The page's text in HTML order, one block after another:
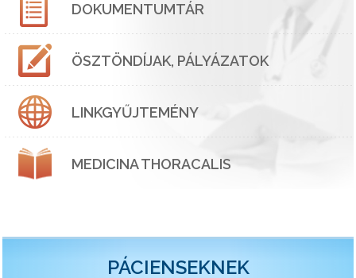
DOKUMENTUMTÁR
ÖSZTÖNDÍJAK, PÁLYÁZATOK
LINKGYŰJTEMÉNY
MEDICINA THORACALIS
PÁCIENSEKNEK